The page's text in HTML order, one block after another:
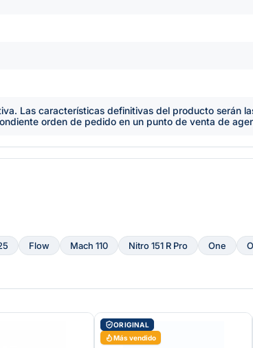
Las características definitivas del producto serán
orden de pedido en un punto de venta de
Flow Mach 110 Nitro 151 R Pro One
ORIGINAL
Más vendido